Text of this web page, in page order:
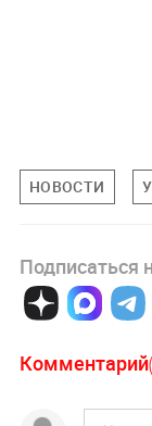
НОВОСТИ
Подписаться
Комментарий